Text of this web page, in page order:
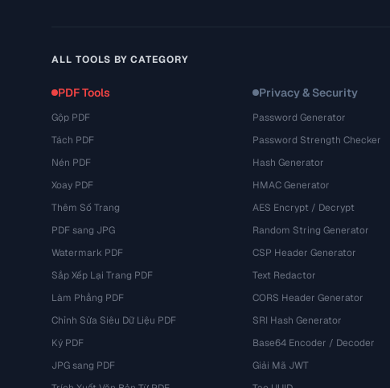
ALL TOOLS BY CATEGORY
PDF Tools
Gộp PDF
Tách PDF
Nén PDF
Xoay PDF
Thêm Số Trang
PDF sang JPG
Watermark PDF
Sắp Xếp Lại Trang PDF
Làm Phẳng PDF
Chỉnh Sửa Siêu Dữ Liệu PDF
Ký PDF
JPG sang PDF
Privacy & Security
Password Generator
Password Strength Checker
Hash Generator
HMAC Generator
AES Encrypt / Decrypt
Random String Generator
CSP Header Generator
Text Redactor
CORS Header Generator
SRI Hash Generator
Base64 Encoder / Decoder
Giải Mã JWT